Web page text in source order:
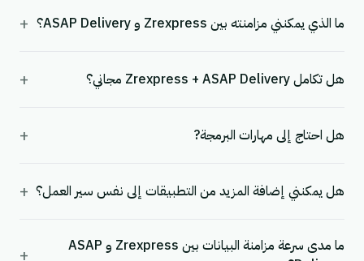
ما الذي يمكنني مزامنته بين Zrexpress و ASAP Delivery؟ +
هل تكامل Zrexpress + ASAP Delivery مجاني؟ +
هل احتاج إلى مهارات البرمجة? +
هل يمكنني إضافة المزيد من التطبيقات إلى نفس سير العمل؟ +
ما مدى سرعة مزامنة البيانات بين Zrexpress و ASAP
+